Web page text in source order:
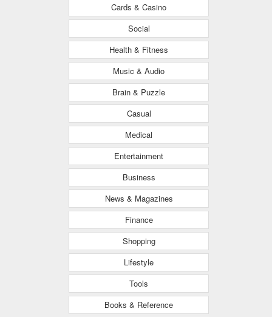
Cards & Casino
Social
Health & Fitness
Music & Audio
Brain & Puzzle
Casual
Medical
Entertainment
Business
News & Magazines
Finance
Shopping
Lifestyle
Tools
Books & Reference